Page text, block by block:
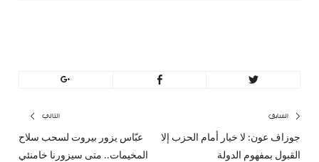
تصفّح
المقالات
السابق
المقال
جوزاف عون: لا خيار أمام الحزب إلا
القبول بمفهوم الدولة
التالي
عبّاس يزور بيروت لسحب سلاح
المخيمات.. متى سيزورنا خامنئي